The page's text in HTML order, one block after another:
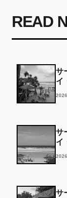
READ
サ
イ
サ
イ
サ